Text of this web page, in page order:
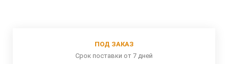
ПОД ЗАКАЗ
Срок поставки от 7 дней